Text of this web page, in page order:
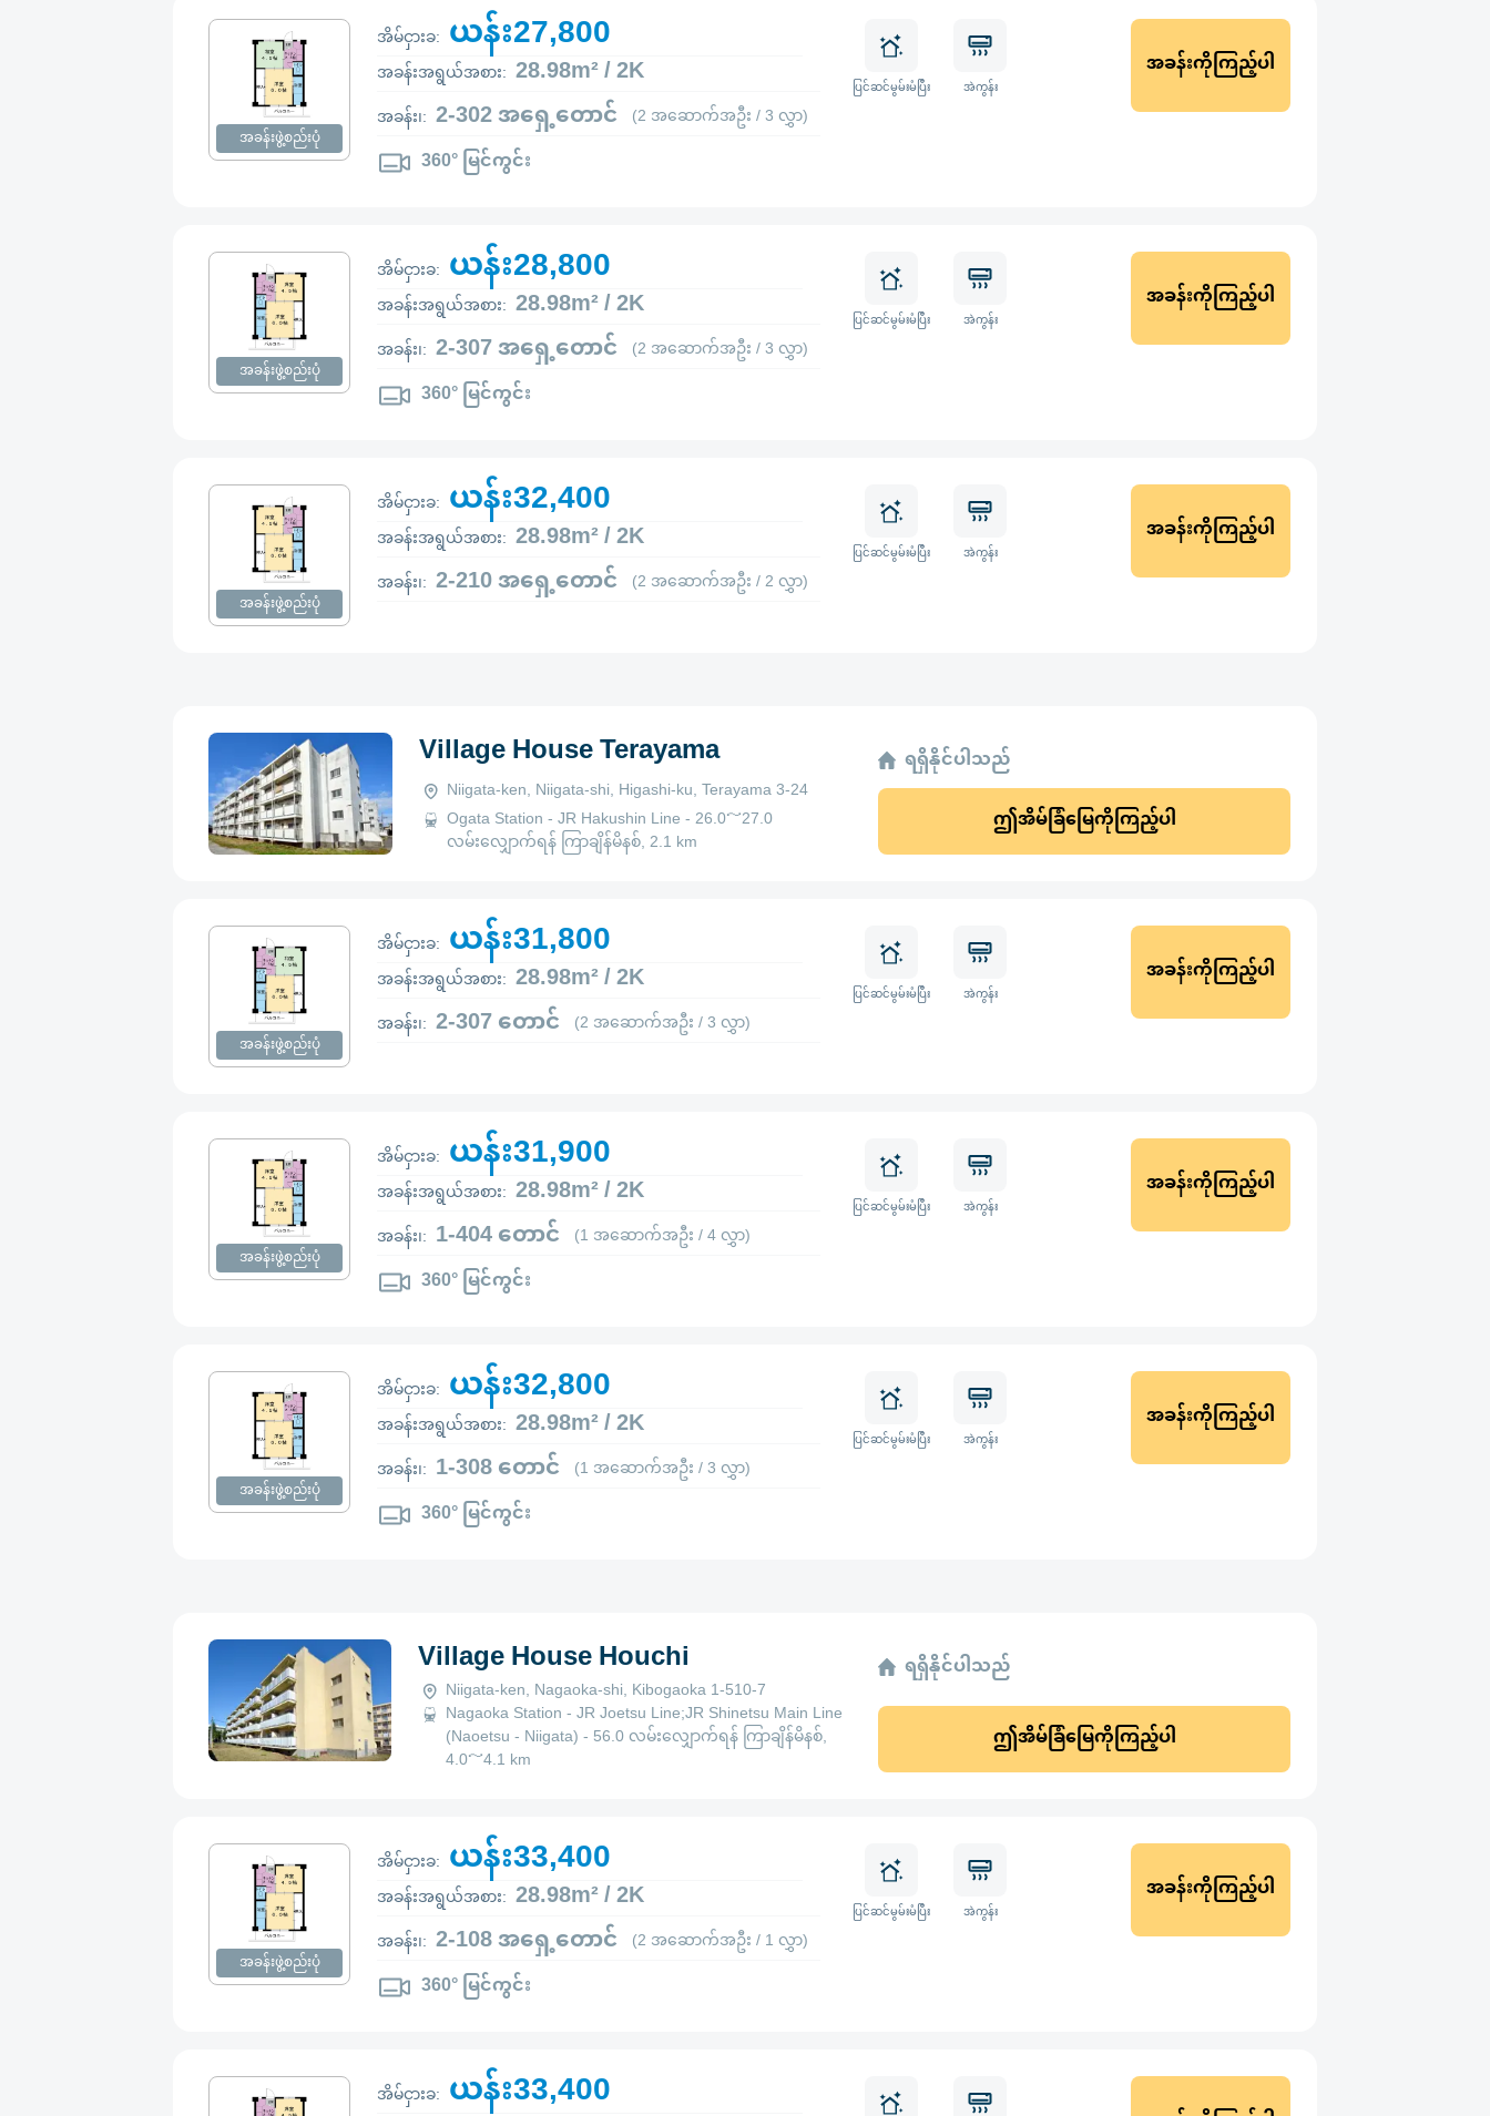
အခန်းဖွဲ့စည်းပုံ
အိမ်ငှားခ: ယန်း27,800
အခန်းအရွယ်အစား: 28.98m² / 2K
အခန်း၊: 2-302 အရှေ့တောင် (2 အဆောက်အဦး / 3 လွှာ)
360° မြင်ကွင်း
ပြင်ဆင်မွမ်းမံပြီး အဲကွန်း
အခန်းကိုကြည့်ပါ
အခန်းဖွဲ့စည်းပုံ
အိမ်ငှားခ: ယန်း28,800
အခန်းအရွယ်အစား: 28.98m² / 2K
အခန်း၊: 2-307 အရှေ့တောင် (2 အဆောက်အဦး / 3 လွှာ)
360° မြင်ကွင်း
ပြင်ဆင်မွမ်းမံပြီး အဲကွန်း
အခန်းကိုကြည့်ပါ
အခန်းဖွဲ့စည်းပုံ
အိမ်ငှားခ: ယန်း32,400
အခန်းအရွယ်အစား: 28.98m² / 2K
အခန်း၊: 2-210 အရှေ့တောင် (2 အဆောက်အဦး / 2 လွှာ)
ပြင်ဆင်မွမ်းမံပြီး အဲကွန်း
အခန်းကိုကြည့်ပါ
Village House Terayama
Niigata-ken, Niigata-shi, Higashi-ku, Terayama 3-24
Ogata Station - JR Hakushin Line - 26.0～27.0
လမ်းလျှောက်ရန် ကြာချိန်မိနစ်, 2.1 km
ရရှိနိုင်ပါသည်
ဤအိမ်ခြံမြေကိုကြည့်ပါ
အခန်းဖွဲ့စည်းပုံ
အိမ်ငှားခ: ယန်း31,800
အခန်းအရွယ်အစား: 28.98m² / 2K
အခန်း၊: 2-307 တောင် (2 အဆောက်အဦး / 3 လွှာ)
ပြင်ဆင်မွမ်းမံပြီး အဲကွန်း
အခန်းကိုကြည့်ပါ
အခန်းဖွဲ့စည်းပုံ
အိမ်ငှားခ: ယန်း31,900
အခန်းအရွယ်အစား: 28.98m² / 2K
အခန်း၊: 1-404 တောင် (1 အဆောက်အဦး / 4 လွှာ)
360° မြင်ကွင်း
ပြင်ဆင်မွမ်းမံပြီး အဲကွန်း
အခန်းကိုကြည့်ပါ
အခန်းဖွဲ့စည်းပုံ
အိမ်ငှားခ: ယန်း32,800
အခန်းအရွယ်အစား: 28.98m² / 2K
အခန်း၊: 1-308 တောင် (1 အဆောက်အဦး / 3 လွှာ)
360° မြင်ကွင်း
ပြင်ဆင်မွမ်းမံပြီး အဲကွန်း
အခန်းကိုကြည့်ပါ
Village House Houchi
Niigata-ken, Nagaoka-shi, Kibogaoka 1-510-7
Nagaoka Station - JR Joetsu Line;JR Shinetsu Main Line
(Naoetsu - Niigata) - 56.0 လမ်းလျှောက်ရန် ကြာချိန်မိနစ်,
4.0～4.1 km
ရရှိနိုင်ပါသည်
ဤအိမ်ခြံမြေကိုကြည့်ပါ
အခန်းဖွဲ့စည်းပုံ
အိမ်ငှားခ: ယန်း33,400
အခန်းအရွယ်အစား: 28.98m² / 2K
အခန်း၊: 2-108 အရှေ့တောင် (2 အဆောက်အဦး / 1 လွှာ)
360° မြင်ကွင်း
ပြင်ဆင်မွမ်းမံပြီး အဲကွန်း
အခန်းကိုကြည့်ပါ
အိမ်ငှားခ: ယန်း33,400